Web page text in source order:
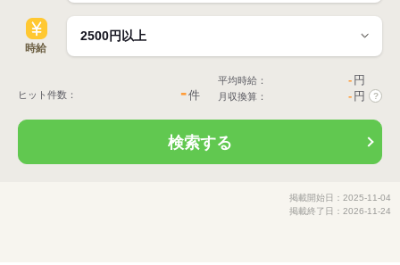
時給
ヒット件数： -件
平均時給： - 円
月収換算： - 円 ?
検索する
掲載開始日：2025-11-04
掲載終了日：2026-11-24